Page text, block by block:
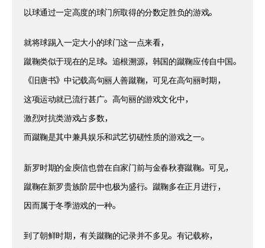
以球通过一定高度的球门所取得的分数定胜负的游戏。
就将球踢入一定大小的球门这一点来看，
蹴鞠类似于现在的足球。追根溯源，韩国的蹴鞠应传自中国。
《旧唐书》中记载高句丽人善蹴鞠，可见在高句丽时期，
这项运动就已流行甚广。高句丽的游戏文化中，
激烈对抗类游戏占多数，
而蹴鞠是其中兼具娱乐和武艺切磋性质的游戏之一。
新罗时期的金庾信也曾在自家门前与金春秋赛蹴鞠。可见，
蹴鞠在新罗贵族阶层中也极为盛行。蹴鞠多在正月进行，
因而属于冬季游戏的一种。
到了朝鲜时期，有关蹴鞠的记录并不多见。有记载称，